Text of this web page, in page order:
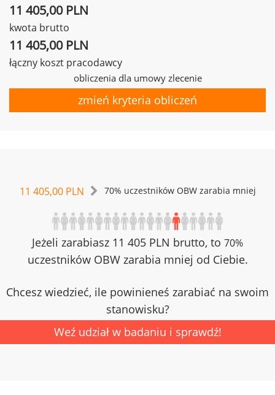
11 405,00 PLN
kwota brutto
11 405,00 PLN
łączny koszt pracodawcy
obliczenia dla umowy zlecenie
zmień kryteria obliczeń
11 405,00 PLN 70% uczestników OBW zarabia mniej
Jeżeli zarabiasz 11 405 PLN brutto, to 70%
uczestników OBW zarabia mniej od Ciebie.
Chcesz wiedzieć, ile powinieneś zarabiać na swoim
stanowisku?
Weź udział w badaniu i sprawdź!